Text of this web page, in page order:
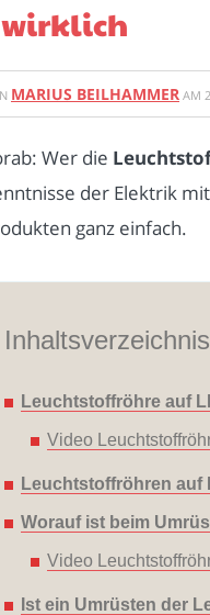
wirklich
MARIUS BEILHAMMER AM
Wer die
der Elektrik
ganz einfach.
Leuchtstoffröhre auf
Video
Leuchtstoffröhren auf
Worauf ist beim
Video
Ist ein Umrüsten der